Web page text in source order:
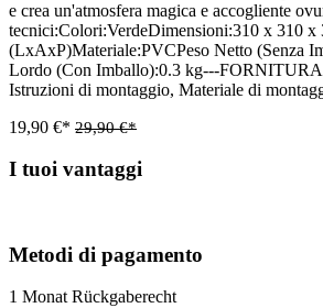
e crea un'atmosfera magica e accogliente
tecnici:Colori:VerdeDimensioni:310 x 310 x
(LxAxP)Materiale:PVCPeso Netto (Senza
Lordo (Con Imballo):0.3 kg---
Istruzioni di montaggio, Materiale di
19,90 €* 29,90 €*
I tuoi vantaggi
Metodi di pagamento
1 Monat Rückgaberecht